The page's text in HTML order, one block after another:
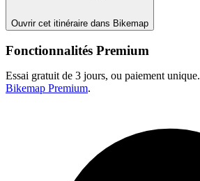
Ouvrir cet itinéraire dans Bikemap
Fonctionnalités Premium
Essai gratuit de 3 jours, ou paiement unique.
Bikemap Premium.